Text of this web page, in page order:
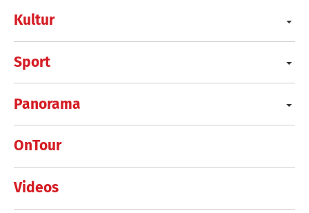
Kultur
Sport
Panorama
OnTour
Videos